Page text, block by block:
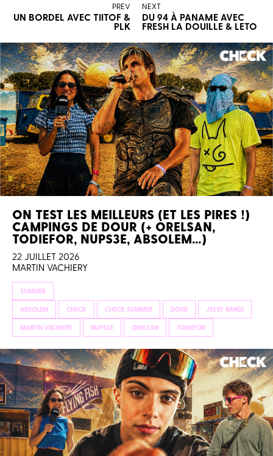
PREV
UN BORDEL AVEC TIITOF &
PLK
NEXT
DU 94 À PANAME AVEC
FRESH LA DOUILLE & LETO
ON TEST LES MEILLEURS (ET LES PIRES !)
CAMPINGS DE DOUR (+ ORELSAN,
TODIEFOR, NUPS3E, ABSOLEM…)
22 JUILLET 2026
MARTIN VACHIERY
SUMMER
ABSOLEM CHECK CHECK SUMMER DOUR JESSY BANDI
MARTIN VACHIERY NUPS3E ORELSAN TODIEFOR